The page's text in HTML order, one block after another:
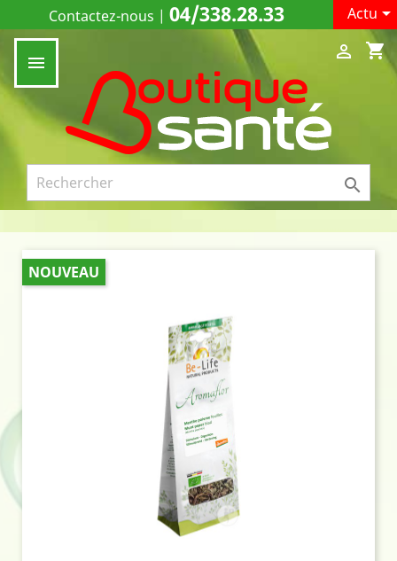
Contactez-nous | 04/338.28.33 Actu

shopping_cart


NOUVEAU